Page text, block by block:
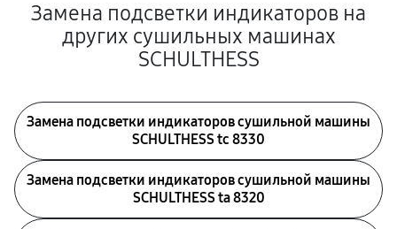
Замена подсветки индикаторов на
других сушильных машинах
SCHULTHESS
Замена подсветки индикаторов сушильной машины
SCHULTHESS tc 8330
Замена подсветки индикаторов сушильной машины
SCHULTHESS ta 8320